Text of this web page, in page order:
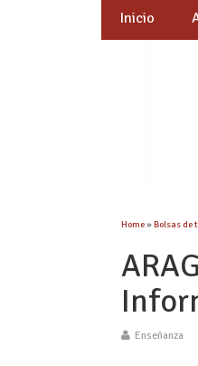
Inicio
Home»Bolsas de
Enseñanza